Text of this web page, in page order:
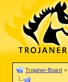
Trojaner-Board >